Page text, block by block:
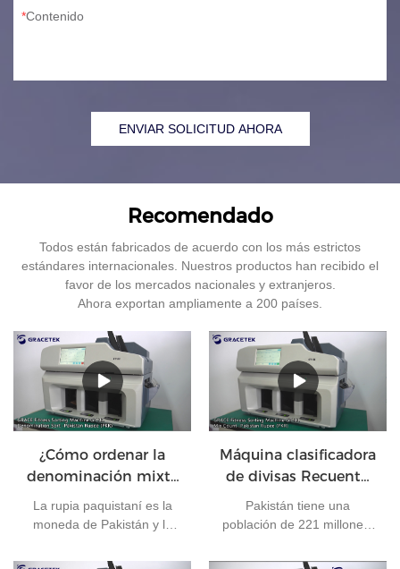
Contenido
ENVIAR SOLICITUD AHORA
Recomendado
Todos están fabricados de acuerdo con los más estrictos
estándares internacionales. Nuestros productos han recibido el
favor de los mercados nacionales y extranjeros.
Ahora exportan ampliamente a 200 países.
¿Cómo ordenar la
denominación mixta
de las rupias de
Pakistán?
La rupia paquistaní es la
moneda de Pakistán y la
Pakistán. En la actualidad,
Máquina clasificadora
de divisas Recuento
mixto para rupias
pakistaníes
Pakistán tiene una
población de 221 millones.
su moneda es la rupia